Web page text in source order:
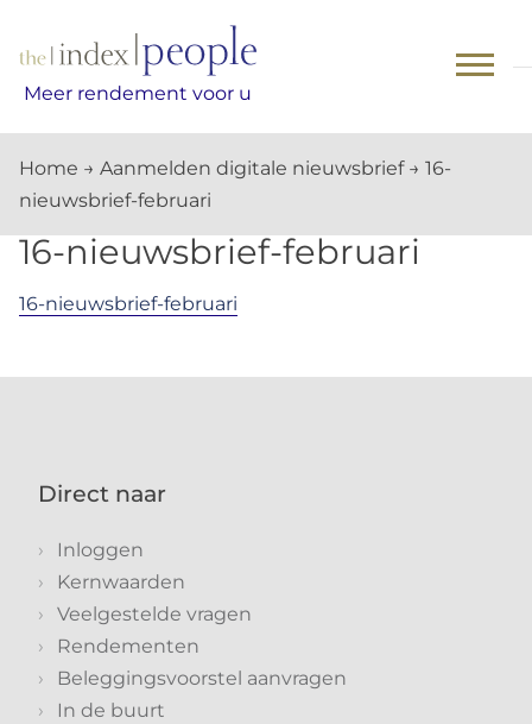
Meer rendement voor u
Home → Aanmelden digitale nieuwsbrief→ 16-
nieuwsbrief-februari
16-nieuwsbrief-februari
16-nieuwsbrief-februari
Direct naar
Inloggen
Kernwaarden
Veelgestelde vragen
Rendementen
Beleggingsvoorstel aanvragen
In de buurt